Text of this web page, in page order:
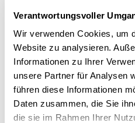
Verantwortungsvoller
Wir verwenden Cookies, um
Website zu analysieren.
Informationen zu Ihrer
unsere Partner für Analysen
führen diese Informationen
Daten zusammen, die Sie
die sie im Rahmen Ihrer